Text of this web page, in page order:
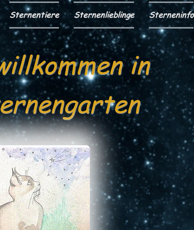
Sternentiere Sternenlieblinge Sterneninfo
in